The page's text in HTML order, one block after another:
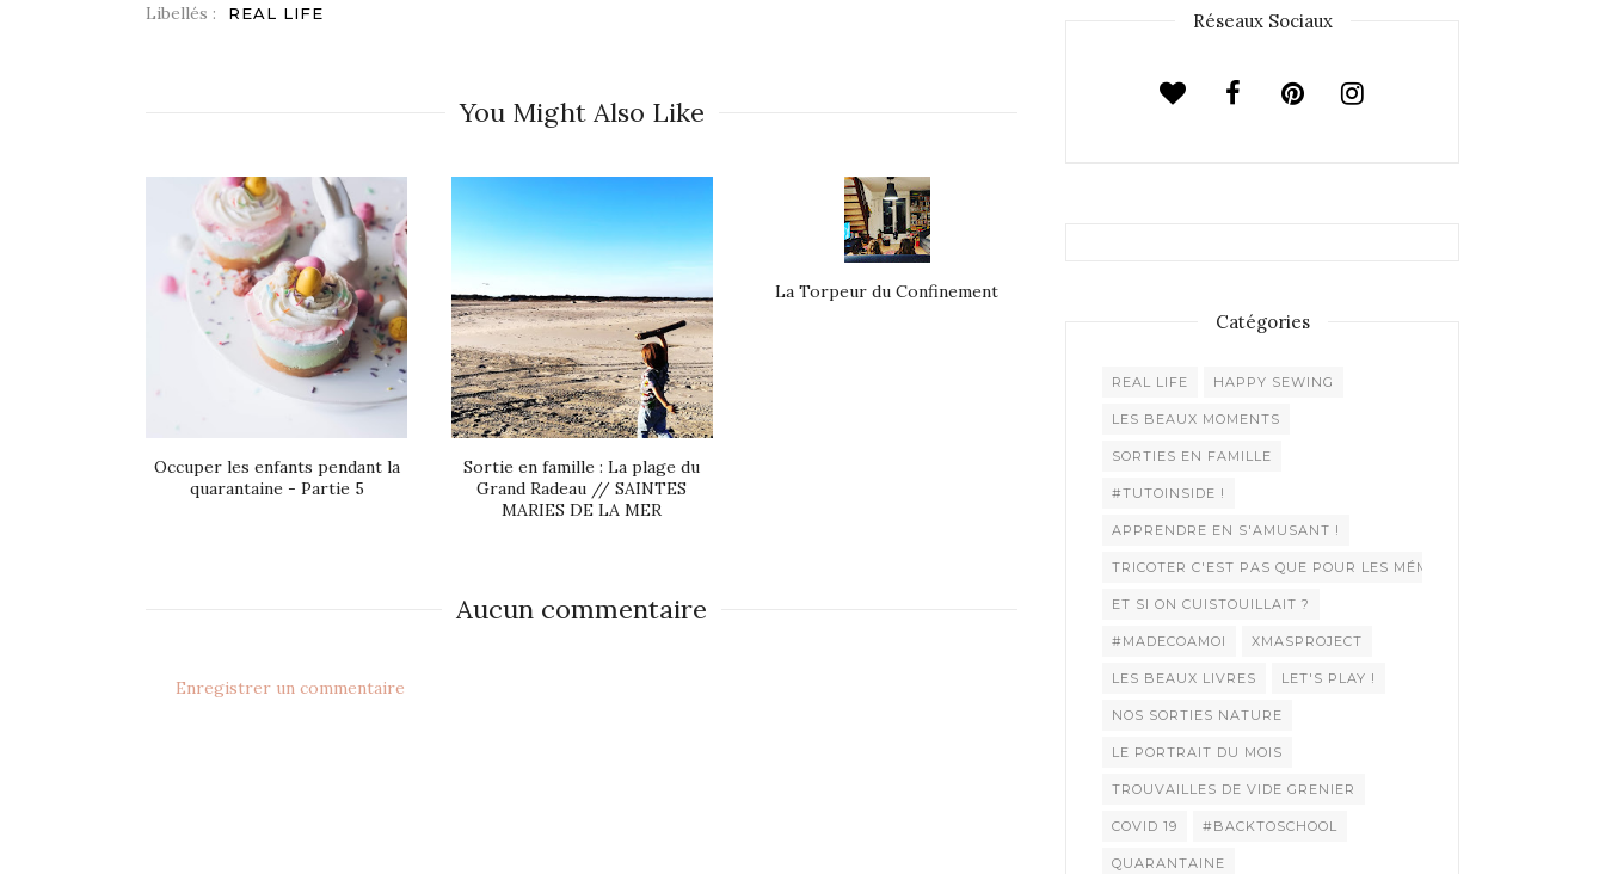
Libellés : REAL LIFE
You Might Also Like
Occuper les enfants pendant la
quarantaine - Partie 5
Sortie en famille : La plage du
Grand Radeau // SAINTES
MARIES DE LA MER
La Torpeur du Confinement
Aucun commentaire
Enregistrer un commentaire
Réseaux Sociaux
Catégories
REAL LIFE HAPPY SEWING
LES BEAUX MOMENTS
SORTIES EN FAMILLE
#TUTOINSIDE !
APPRENDRE EN S'AMUSANT !
TRICOTER C'EST PAS QUE POUR LES MÉMÉES !
ET SI ON CUISTOUILLAIT ?
#MADECOAMOI XMASPROJECT
LES BEAUX LIVRES LET'S PLAY !
NOS SORTIES NATURE
LE PORTRAIT DU MOIS
TROUVAILLES DE VIDE GRENIER
COVID 19 #BACKTOSCHOOL
QUARANTAINE